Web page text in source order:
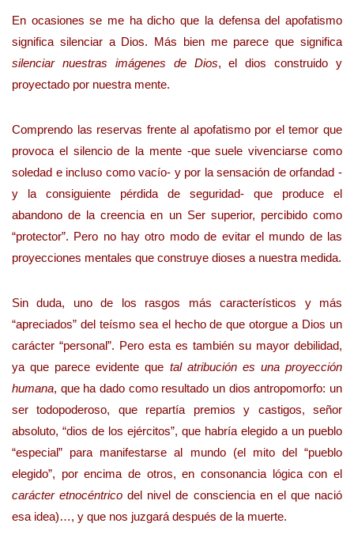
En ocasiones se me ha dicho que la defensa del apofatismo
significa silenciar a Dios. Más bien me parece que significa
silenciar nuestras imágenes de Dios, el dios construido y
proyectado por nuestra mente.
Comprendo las reservas frente al apofatismo por el temor que
provoca el silencio de la mente -que suele vivenciarse como
soledad e incluso como vacío- y por la sensación de orfandad -
y la consiguiente pérdida de seguridad- que produce el
abandono de la creencia en un Ser superior, percibido como
“protector”. Pero no hay otro modo de evitar el mundo de las
proyecciones mentales que construye dioses a nuestra medida.
Sin duda, uno de los rasgos más característicos y más
“apreciados” del teísmo sea el hecho de que otorgue a Dios un
carácter “personal”. Pero esta es también su mayor debilidad,
ya que parece evidente que tal atribución es una proyección
humana, que ha dado como resultado un dios antropomorfo: un
ser todopoderoso, que repartía premios y castigos, señor
absoluto, “dios de los ejércitos”, que habría elegido a un pueblo
“especial” para manifestarse al mundo (el mito del “pueblo
elegido”, por encima de otros, en consonancia lógica con el
carácter etnocéntricodel nivel de consciencia en el que nació
esa idea)…, y que nos juzgará después de la muerte.